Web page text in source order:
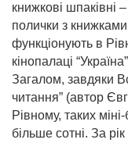
книжкові шпаківні
полички з
функціонують в
кінопалаці
Загалом, завдяки
читання” (автор
Рівному, таких
більше сотні. За